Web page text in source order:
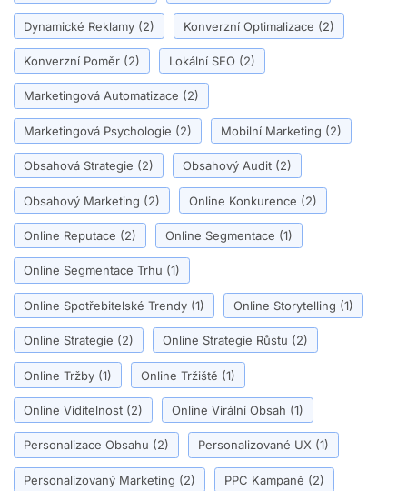
Dynamické Reklamy (2) Konverzní Optimalizace (2)
Konverzní Poměr (2) Lokální SEO (2)
Marketingová Automatizace (2)
Marketingová Psychologie (2) Mobilní Marketing (2)
Obsahová Strategie (2) Obsahový Audit (2)
Obsahový Marketing (2) Online Konkurence (2)
Online Reputace (2) Online Segmentace (1)
Online Segmentace Trhu (1)
Online Spotřebitelské Trendy (1) Online Storytelling (1)
Online Strategie (2) Online Strategie Růstu (2)
Online Tržby (1) Online Tržiště (1)
Online Viditelnost (2) Online Virální Obsah (1)
Personalizace Obsahu (2) Personalizované UX (1)
Personalizovaný Marketing (2) PPC Kampaně (2)